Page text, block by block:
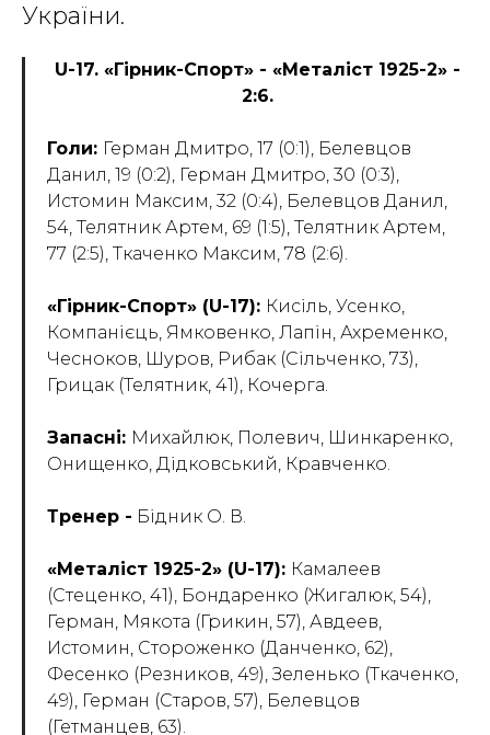
України.
U-17. «Гірник-Спорт» - «Металіст 1925-2» -
2:6.
Голи: Герман Дмитро, 17 (0:1), Белевцов
Данил, 19 (0:2), Герман Дмитро, 30 (0:3),
Истомин Максим, 32 (0:4), Белевцов Данил,
54, Телятник Артем, 69 (1:5), Телятник Артем,
77 (2:5), Ткаченко Максим, 78 (2:6).
«Гірник-Спорт» (U-17): Кисіль, Усенко,
Компанієць, Ямковенко, Лапін, Ахременко,
Чесноков, Шуров, Рибак (Сільченко, 73),
Грицак (Телятник, 41), Кочерга.
Запасні: Михайлюк, Полевич, Шинкаренко,
Онищенко, Дідковський, Кравченко.
Тренер - Бідник О. В.
«Металіст 1925-2» (U-17): Камалеев
(Стеценко, 41), Бондаренко (Жигалюк, 54),
Герман, Мякота (Грикин, 57), Авдеев,
Истомин, Стороженко (Данченко, 62),
Фесенко (Резников, 49), Зеленько (Ткаченко,
49), Герман (Старов, 57), Белевцов
(Гетманцев, 63).